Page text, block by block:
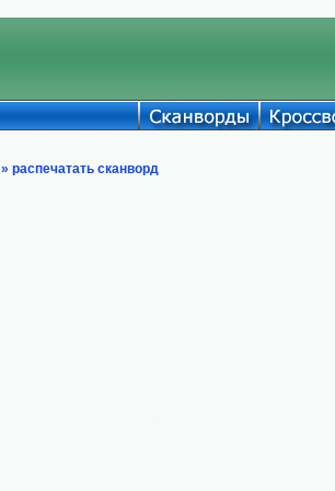
» распечатать сканворд